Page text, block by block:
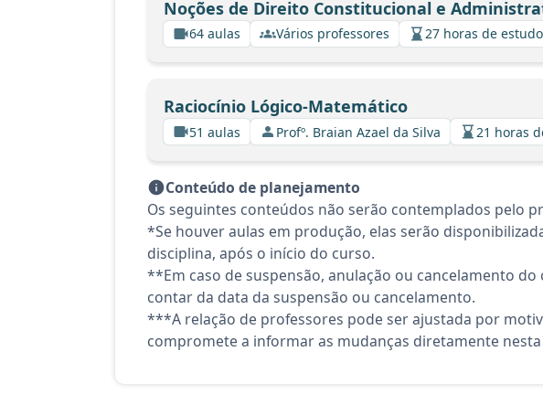
Noções de Direito Constitucional e
64 aulas Vários professores 27 horas de estudo
Raciocínio Lógico-Matemático
51 aulas Profº. Braian Azael da Silva 21 horas
Conteúdo de planejamento
Os seguintes conteúdos não serão contemplados pelo
*Se houver aulas em produção, elas serão
disciplina, após o início do curso.
**Em caso de suspensão, anulação ou cancelamento
contar da data da suspensão ou cancelamento.
***A relação de professores pode ser ajustada por
compromete a informar as mudanças diretamente